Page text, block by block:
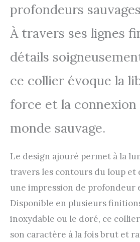
profondeurs
À travers ses lignes
détails
ce collier évoque la
force et la connexion
monde sauvage.
Le design ajouré permet à la
travers les contours du loup et
une impression de profondeur
Disponible en plusieurs
inoxydable ou le doré, ce
son caractère à la fois brut et